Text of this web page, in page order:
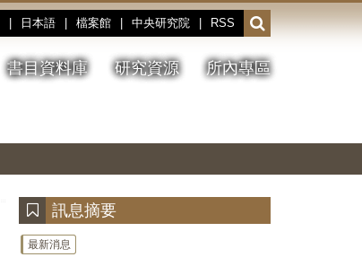
日本語 檔案館 中央研究院 RSS
開
啟
或
收
書目資料庫 研究資源 所內專區
停、
圖
圖
結
訊息摘要
最新消息